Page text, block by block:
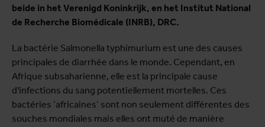
beide in het Verenigd Koninkrijk, en het Institut National
de Recherche Biomédicale (INRB), DRC.
La bactérie Salmonella typhimurium est une des causes
principales de diarrhée dans le monde. Cependant, en
Afrique subsaharienne, elle est la principale cause
d'infections du sang potentiellement mortelles. Ces
bactéries ‘africaines’ sont non seulement différentes des
souches mondiales mais elles ont muté de manière